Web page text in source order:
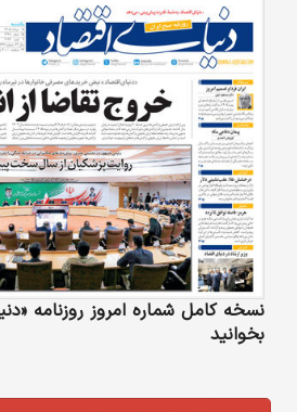
نسخه کامل شماره امروز روزنامه
بخوانید